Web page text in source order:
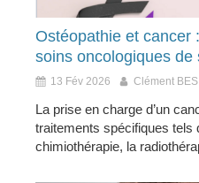
Ostéopathie et cancer
soins oncologiques de
13 Fév 2026 Clément
La prise en charge d’un
traitements spécifiques tels
chimiothérapie, la